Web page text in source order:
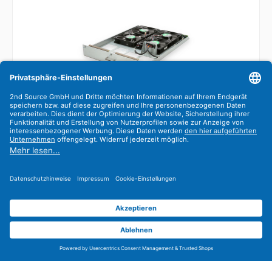
HPE Switch Fan Tray Module 5412zl 5070-3046
5070-3046
Refurbished
3xab Lager lieferbar